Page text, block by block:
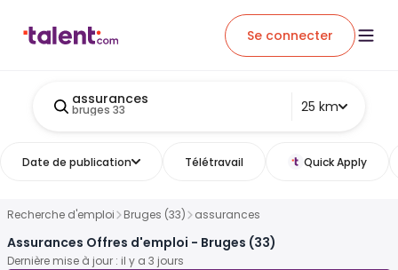
Se connecter
assurances
bruges 33 25 km
Date de publication Télétravail Quick Apply
Recherche d'emploi Bruges (33) assurances
Assurances Offres d'emploi - Bruges (33)
Dernière mise à jour : il y a 3 jours